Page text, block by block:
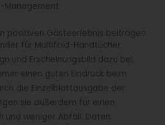
Management.
positiven Gästeerlebnis beitragen
für Multifold-Handtücher
und Erscheinungsbild dazu bei,
einen guten Eindruck beim
die Einzelblattausgabe der
sie außerdem für einen
und weniger Abfall. Daten